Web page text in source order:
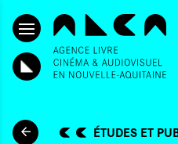
ALLER AU
ÉTUDES ET